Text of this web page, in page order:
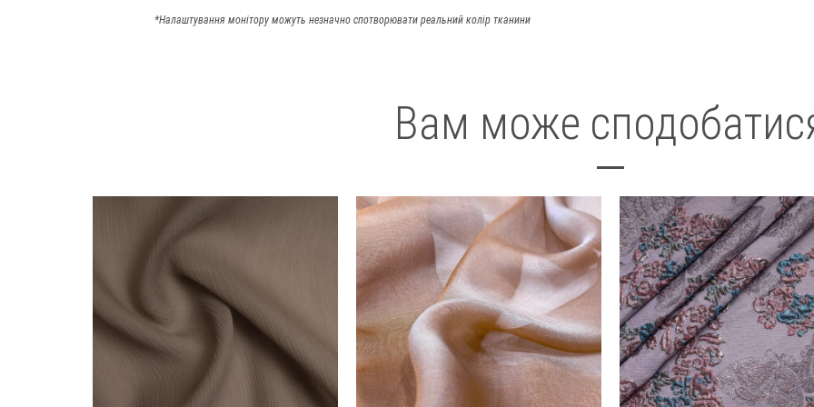
*Налаштування монітору можуть незначно спотворювати реальний колір тканини
Вам може